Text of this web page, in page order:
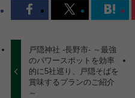
戸隠神社 -長野市- ～最強
のパワースポットを効率
的に5社巡り、戸隠そばを
賞味するプランのご紹介
～